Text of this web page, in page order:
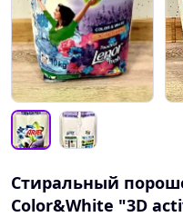
Стиральный
Color&White "3D